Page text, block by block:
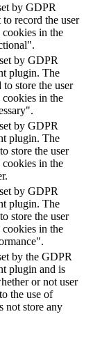
by GDPR
record the user
in the
by GDPR
plugin. The
to store the user
in the
by GDPR
plugin. The
store the user
in the
by GDPR
plugin. The
store the user
in the
by the GDPR
plugin and is
or not user
the use of
not store any